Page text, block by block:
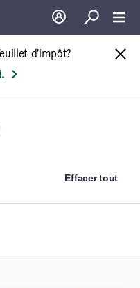
Ouverture de
Recherche
d’impôt?
Effacer tout